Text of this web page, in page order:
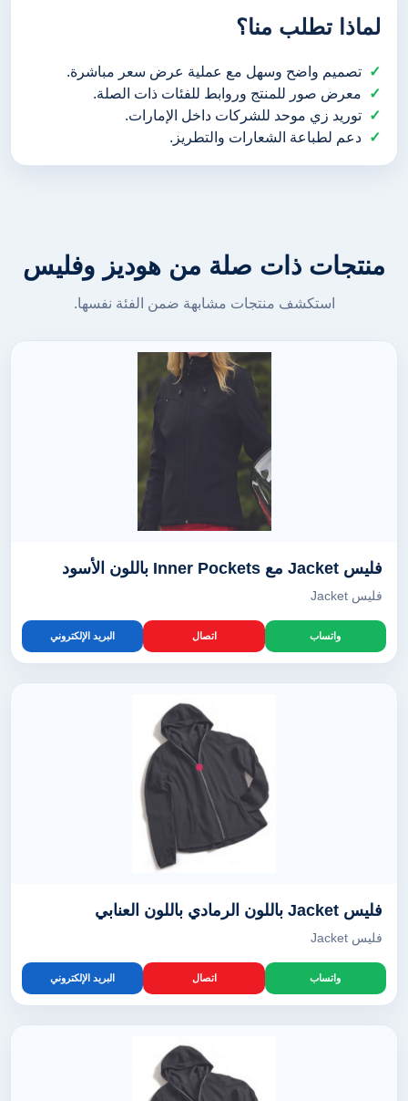
لماذا تطلب منا؟
تصميم واضح وسهل مع عملية عرض سعر مباشرة.
معرض صور للمنتج وروابط للفئات ذات الصلة.
توريد زي موحد للشركات داخل الإمارات.
دعم لطباعة الشعارات والتطريز.
منتجات ذات صلة من هوديز وفليس
استكشف منتجات مشابهة ضمن الفئة نفسها.
فليس Jacket مع Inner Pockets باللون الأسود
فليس Jacket
واتساب اتصال البريد الإلكتروني
فليس Jacket باللون الرمادي باللون العنابي
فليس Jacket
واتساب اتصال البريد الإلكتروني